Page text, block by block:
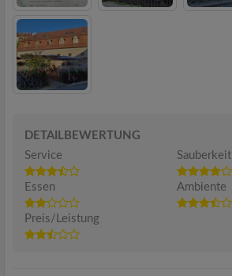
DETAILBEWERTUNG
Service
Sauberkeit
Essen Ambiente
Preis/Leistung